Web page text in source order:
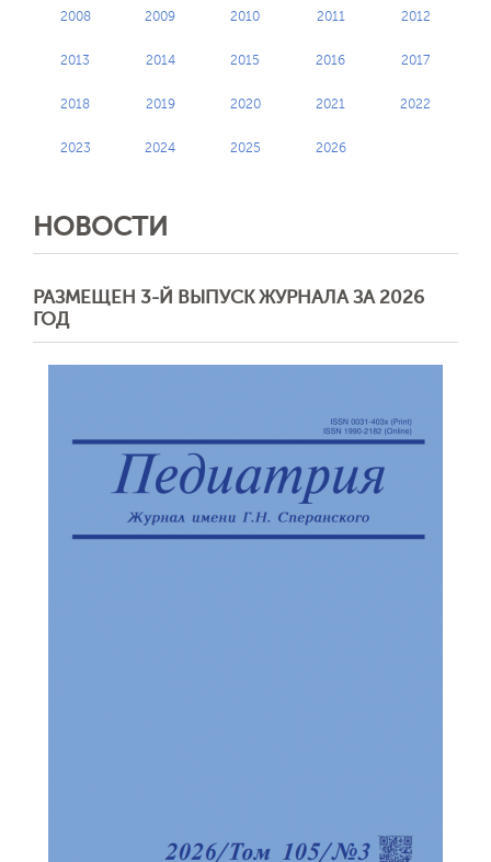
2008 2009 2010 2011 2012
2013 2014 2015 2016 2017
2018 2019 2020 2021 2022
2023 2024 2025 2026
НОВОСТИ
РАЗМЕЩЕН 3-Й ВЫПУСК ЖУРНАЛА ЗА 2026
ГОД